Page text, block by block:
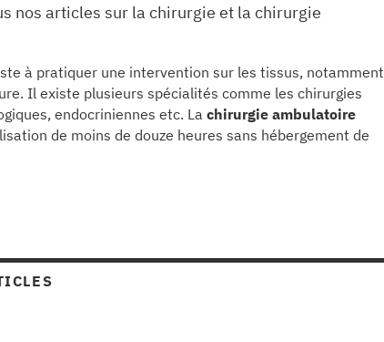
nos articles sur la chirurgie et la chirurgie
à pratiquer une intervention sur les tissus, notamment
Il existe plusieurs spécialités comme les chirurgies
endocriniennes etc. La chirurgie ambulatoire
de moins de douze heures sans hébergement de